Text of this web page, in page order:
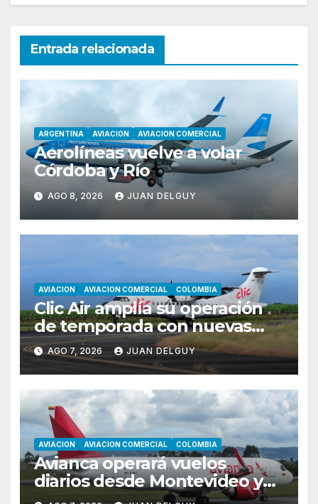
Entrada relacionada
ARGENTINA AVIACION AVIACION COMERCIAL
Aerolíneas vuelve a volar
Córdoba y Río
AGO 8, 2026 JUAN DELGUY
AVIACION AVIACION COMERCIAL COLOMBIA
Clic Air amplía su operación
de temporada con nuevas
rutas hacia Cartagena y Tolú
AGO 7, 2026 JUAN DELGUY
AVIACION AVIACION COMERCIAL COLOMBIA
Avianca operará vuelos
diarios desde Montevideo y
Asunción hacia Bogotá